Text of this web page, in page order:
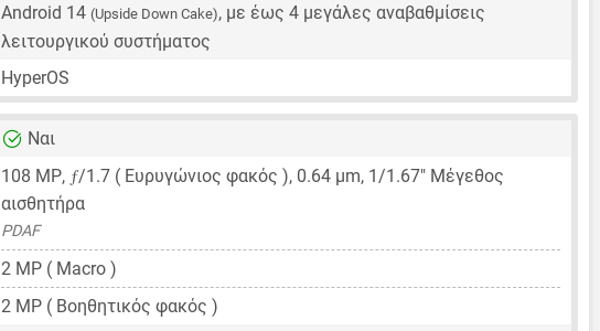
Android 14 (Upside Down Cake), με έως 4 μεγάλες αναβαθμίσεις
λειτουργικού συστήματος
HyperOS
Ναι
108 MP, ƒ/1.7 ( Ευρυγώνιος φακός ), 0.64 μm, 1/1.67" Μέγεθος
αισθητήρα
PDAF
2 MP ( Macro )
2 MP ( Βοηθητικός φακός )